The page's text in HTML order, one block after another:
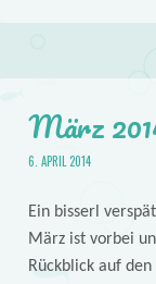
März
6. APRIL 2014
Ein bisserl
März ist vorbei
Rückblick auf